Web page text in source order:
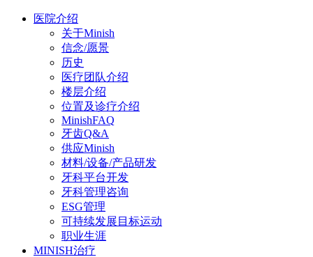
医院介绍
关于Minish
信念/愿景
历史
医疗团队介绍
楼层介绍
位置及诊疗介绍
MinishFAQ
牙齿Q&A
供应Minish
材料/设备/产品研发
牙科平台开发
牙科管理咨询
ESG管理
可持续发展目标运动
职业生涯
MINISH治疗